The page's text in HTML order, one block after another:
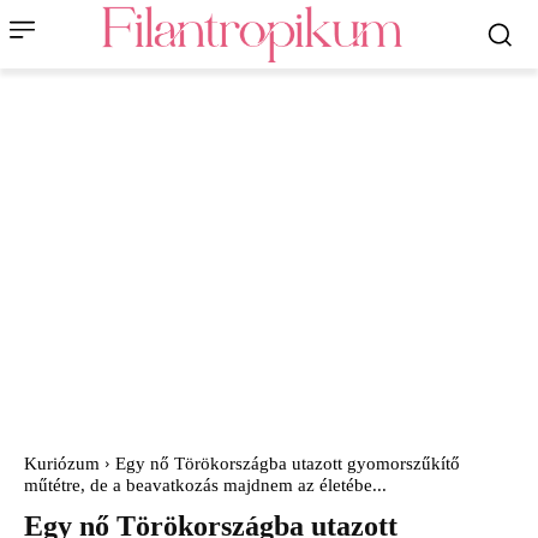
Kuriózum
Egy nő Törökországba utazott gyomorszűkítő
műtétre, de a beavatkozás majdnem az életébe...
Egy nő Törökországba utazott